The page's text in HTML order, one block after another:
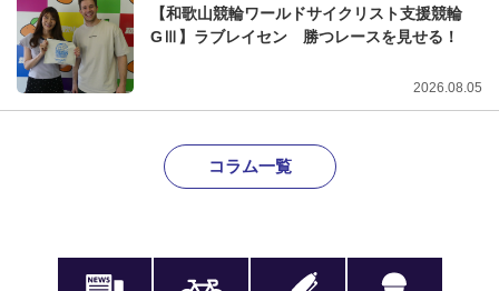
【和歌山競輪ワールドサイクリスト支援競輪
GⅢ】ラブレイセン 勝つレースを見せる！
2026.08.05
コラム一覧